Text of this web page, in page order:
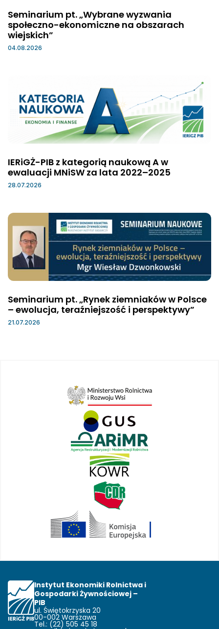
Seminarium pt. „Wybrane wyzwania
społeczno-ekonomiczne na obszarach
wiejskich”
04.08.2026
IERiGŻ-PIB z kategorią naukową A w
ewaluacji MNiSW za lata 2022–2025
28.07.2026
Seminarium pt. „Rynek ziemniaków w Polsce
– ewolucja, teraźniejszość i perspektywy”
21.07.2026
Instytut Ekonomiki Rolnictwa i
Gospodarki Żywnościowej –
PIB
ul. Świętokrzyska 20
00-002 Warszawa
Tel.: (22) 505 45 18